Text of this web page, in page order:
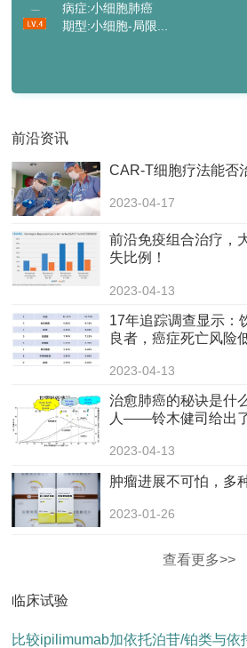
病症:小细胞肺癌
期型:小细胞-局限...
前沿资讯
CAR-T细胞疗法能否
2023-04-17
前沿免疫组合治疗，
失比例！
2023-04-13
17年追踪调查显示：
良者，癌症死亡风险
2023-04-13
治愈肺癌的秘诀是什
人——铃木健司给出
2023-04-13
肿瘤进展不可怕，多
2023-01-26
查看更多>>
临床试验
比较ipilimumab加依托泊苷/铂类与依